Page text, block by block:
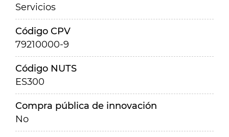
Servicios
Código CPV
79210000-9
Código NUTS
ES300
Compra pública de innovación
No